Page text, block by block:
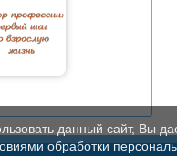
данный сайт, Вы
обработки